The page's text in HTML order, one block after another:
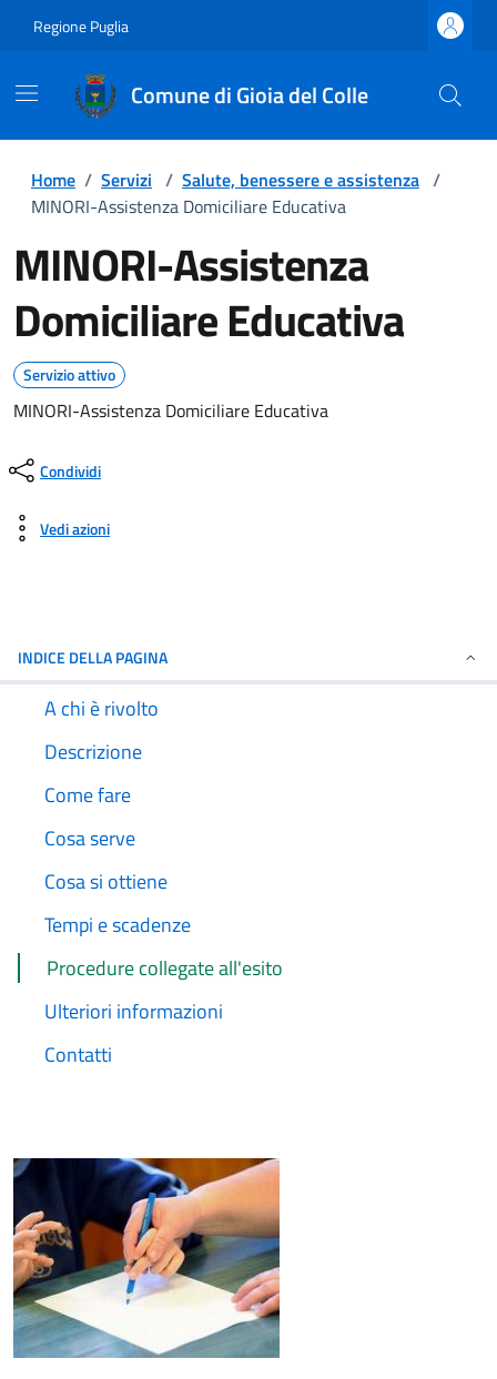
Regione Puglia
Comune di Gioia del Colle
Home / Servizi / Salute, benessere e assistenza /
MINORI-Assistenza Domiciliare Educativa
MINORI-Assistenza
Domiciliare Educativa
Servizio attivo
MINORI-Assistenza Domiciliare Educativa
Condividi
Vedi azioni
INDICE DELLA PAGINA
A chi è rivolto
Descrizione
Come fare
Cosa serve
Cosa si ottiene
Tempi e scadenze
Procedure collegate all'esito
Ulteriori informazioni
Contatti